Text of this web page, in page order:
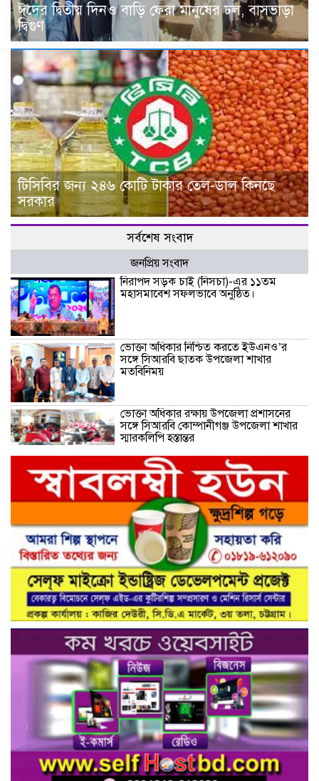
ঈদের দ্বিতীয় দিনও বাড়ি ফেরা মানুষের ঢল, বাসভাড়া
দ্বিগুণ
টিসিবির জন্য ২৪৬ কোটি টাকার তেল-ডাল কিনছে
সরকার
সর্বশেষ সংবাদ
জনপ্রিয় সংবাদ
নিরাপদ সড়ক চাই (নিসচা)-এর ১১তম
মহাসমাবেশ সফলভাবে অনুষ্ঠিত।
ভোক্তা অধিকার নিশ্চিত করতে ইউএনও’র
সঙ্গে সিআরবি ছাতক উপজেলা শাখার
মতবিনিময়
ভোক্তা অধিকার রক্ষায় উপজেলা প্রশাসনের
সঙ্গে সিআরবি কোম্পানীগঞ্জ উপজেলা শাখার
স্মারকলিপি হস্তান্তর
নরসিংদীর শিবপুরের নিরাপদ সড়ক চাই
কমিটির আলোচনা সভা ও আইডি কার্ড
বিতরণ।
নিরাপদ সড়ক গড়তে কাঁধে কাঁধ মিলিয়ে কাজ
করার প্রত্যয়: নিসচা পলাশ উপজেলা শাখার
আইডি কার্ড বিতরণ ও পরিচিতি সভা সম্পন্ন**
নাগরিক সেবা প্রদানে মাধবদী পৌরসভার
যুগান্তকারী সাফল্য স্বস্তিতে পৌরবাসী
গাজীপুরের কালিয়াকৈরে ভেজাল সন্দেশ
কারখানায় ভোক্তা অধিদপ্তরের অভিযান,
শাস্তিবিহী ৭৫ হাজার টাকা জরিমানা
বিষয়: সিআরবি’র নরসিংদী জেলা শাখার
উদ্যোগে মাসিক বাজার পর্যবেক্ষণ কার্যক্রম
সম্পন্ন